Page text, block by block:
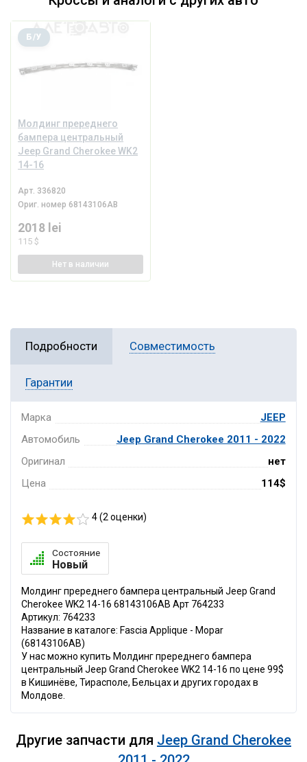
Молдинг пререднего
бампера центральный
Jeep Grand Cherokee WK2
14-16
Б/У
Арт. 336820
Ориг. номер 68143106AB
2018 lei
115 $
Нет в наличии
Подробности Совместимость
Гарантии
Марка
JEEP
Автомобиль
Jeep Grand Cherokee 2011 - 2022
Оригинал
нет
Цена
114$
4 (2оценки)
Состояние
Новый
Молдинг пререднего бампера центральный Jeep Grand
Cherokee WK2 14-16 68143106AB Арт 764233
Артикул: 764233
Название в каталоге: Fascia Applique - Mopar
(68143106AB)
У нас можно купить Молдинг пререднего бампера
центральный Jeep Grand Cherokee WK2 14-16 по цене 99$
в Кишинёве, Тирасполе, Бельцах и других городах в
Молдове.
Другие запчасти для Jeep Grand Cherokee